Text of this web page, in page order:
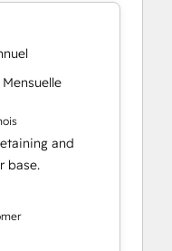
Mensuelle
and
base.